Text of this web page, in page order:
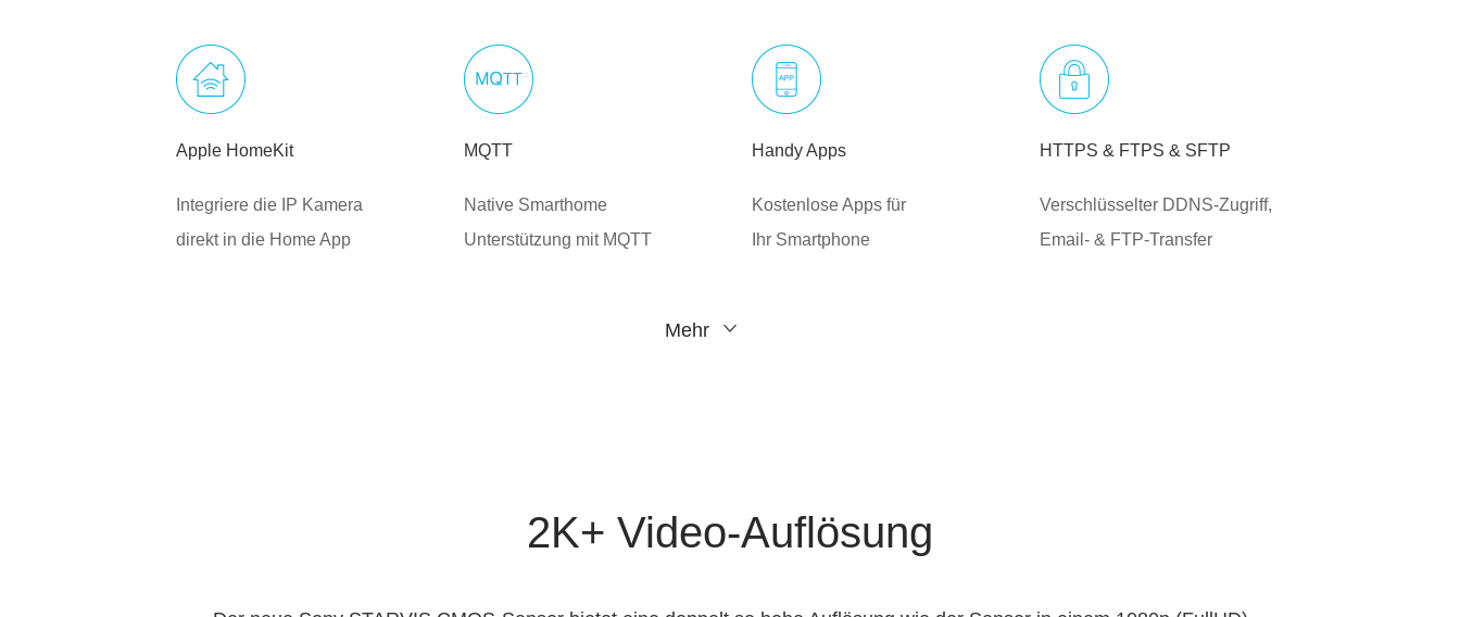
Apple HomeKit
Integriere die IP Kamera
direkt in die Home App
MQTT
Native Smarthome
Unterstützung mit MQTT
Handy Apps
Kostenlose Apps für
Ihr Smartphone
HTTPS & FTPS & SFTP
Verschlüsselter DDNS-Zugriff,
Email- & FTP-Transfer
Mehr
2K+ Video-Auflösung